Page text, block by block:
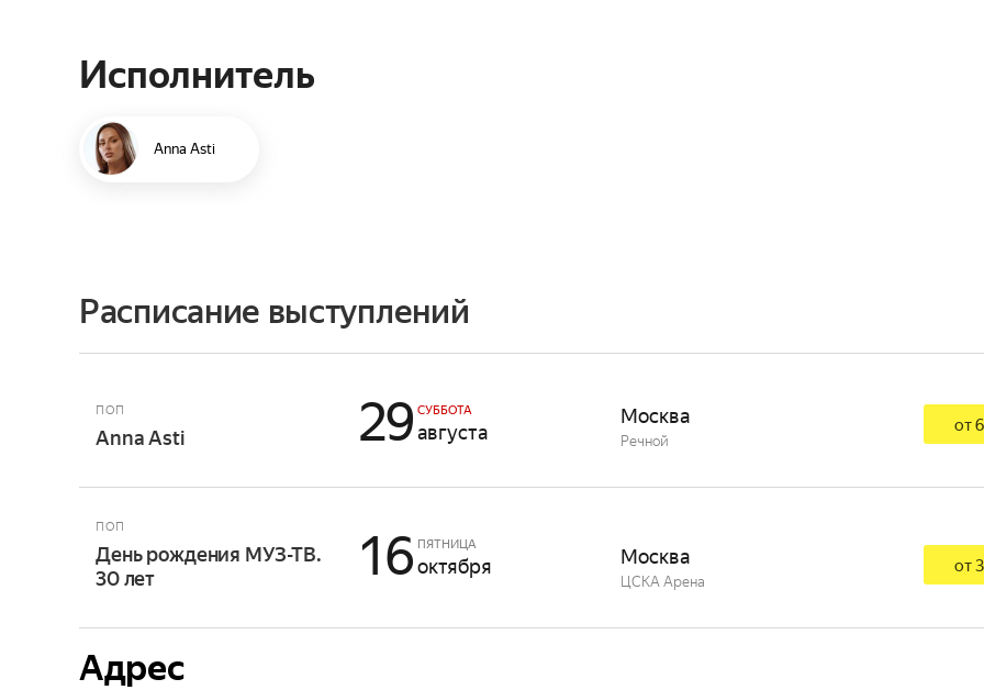
Исполнитель
Anna Asti
Расписание выступлений
ПОП
Anna Asti 29 СУББОТА
августа
Москва
Речной
от
ПОП
День рождения МУЗ-ТВ.
30 лет
16 ПЯТНИЦА
октября Москва
ЦСКА Арена
от
Адрес